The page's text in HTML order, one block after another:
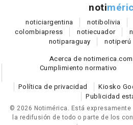
noti
noticiargentina notibolivia
colombiapress notiecuador
notiparaguay notiperú
Acerca de notimerica.com
Cumplimiento normativo
Política de privacidad
Kiosko
Publicidad
© 2026 Notimérica. Está
la redifusión de todo o parte de los